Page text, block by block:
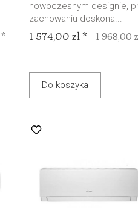
*
nowoczesnym designie,
zachowaniu doskona...
1 574,00 zł * 1 968,00
Do koszyka